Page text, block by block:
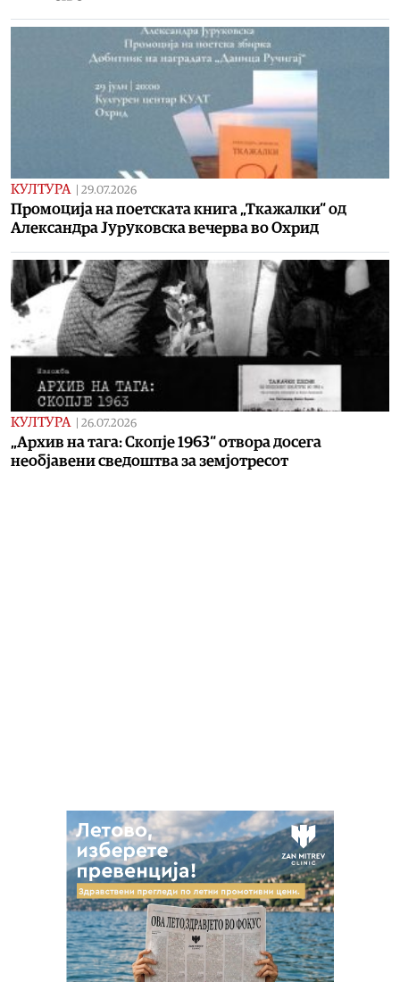
КУЛТУРА 29.07.2026
Промоција на поетската книга „Ткажалки“ од
Александра Јуруковска вечерва во Охрид
КУЛТУРА 26.07.2026
„Архив на тага: Скопје 1963“ отвора досега
необјавени сведоштва за земјотресот